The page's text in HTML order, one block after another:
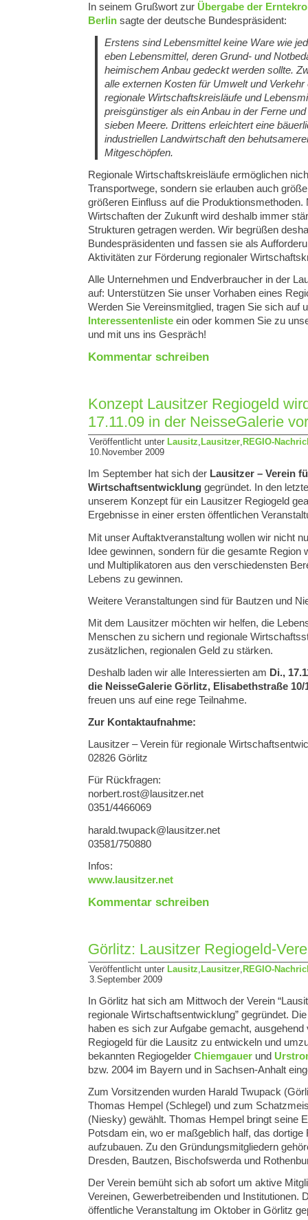
In seinem Grußwort zur Übergabe der
Berlinsagte der deutsche Bundespräsident:
Erstens sind Lebensmittel keine Ware wie
eben Lebensmittel, deren Grund- und
heimischem Anbau gedeckt werden sollte.
alle externen Kosten für Umwelt und Verkehr
regionale Wirtschaftskreisläufe und
preisgünstiger als ein Anbau in der Ferne
sieben Meere. Drittens erleichtert eine
industriellen Landwirtschaft den
Mitgeschöpfen.
Regionale Wirtschaftskreisläufe ermöglichen
Transportwege, sondern sie erlauben auch
größeren Einfluss auf die Produktionsmethoden.
Wirtschaften der Zukunft wird deshalb immer
Strukturen getragen werden. Wir begrüßen
Bundespräsidenten und fassen sie als
Aktivitäten zur Förderung regionaler
Alle Unternehmen und Endverbraucher in der
auf: Unterstützen Sie unser Vorhaben eines
Werden Sie Vereinsmitglied, tragen Sie sich auf
Interessentenlisteein oder kommen Sie zu
und mit uns ins Gespräch!
Kommentar schreiben
Konzept Lausitzer Regiogeld
17.11.09 in der NeisseGalerie
Veröffentlicht unter Lausitz, Lausitzer, REGIO-
10.November 2009
Im September hat sich der Lausitzer – Verein
Wirtschaftsentwicklunggegründet. In den
unserem Konzept für ein Lausitzer Regiogeld
Ergebnisse in einer ersten öffentlichen
Mit unser Auftaktveranstaltung wollen wir nicht
Idee gewinnen, sondern für die gesamte Region
und Multiplikatoren aus den verschiedensten
Lebens zu gewinnen.
Weitere Veranstaltungen sind für Bautzen und
Mit dem Lausitzer möchten wir helfen, die
Menschen zu sichern und regionale
zusätzlichen, regionalen Geld zu stärken.
Deshalb laden wir alle Interessierten am Di.,
die NeisseGalerie Görlitz, Elisabethstraße 10/
freuen uns auf eine rege Teilnahme.
Zur Kontaktaufnahme:
Lausitzer – Verein für regionale
02826 Görlitz
Für Rückfragen:
ten.reztisual
@tsor.trebron
0351/4466069
ten.reztisual
@kcapuwt.dlarah
03581/750880
Infos:
www.lausitzer.net
Kommentar schreiben
Görlitz: Lausitzer Regiogeld-
Veröffentlicht unter Lausitz Lausitzer, REGIO-
3.September 2009
In Görlitz hat sich am Mittwoch der Verein
regionale Wirtschaftsentwicklung” gegründet.
haben es sich zur Aufgabe gemacht, ausgehend
Regiogeld für die Lausitz zu entwickeln und
bekannten Regiogelder Chiemgauerund
bzw. 2004 im Bayern und in Sachsen-Anhalt
Zum Vorsitzenden wurden Harald Twupack
Thomas Hempel (Schlegel) und zum
(Niesky) gewählt. Thomas Hempel bringt seine
Potsdam ein, wo er maßgeblich half, das dortige
aufzubauen. Zu den Gründungsmitgliedern
Dresden, Bautzen, Bischofswerda und
Der Verein bemüht sich ab sofort um aktive
Vereinen, Gewerbetreibenden und Institutionen.
öffentliche Veranstaltung im Oktober in Görlitz